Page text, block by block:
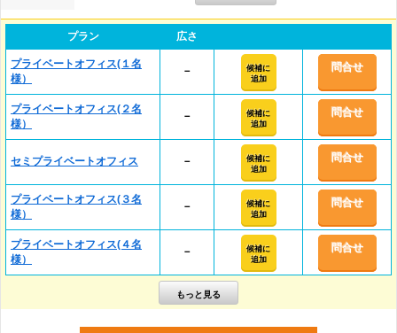
プラン 広さ
プライベートオフィス(１名
様）
－
候補に
追加
問合せ
プライベートオフィス(２名
様）
－
候補に
追加
問合せ
セミプライベートオフィス －
候補に
追加
問合せ
プライベートオフィス(３名
様）
－
候補に
追加
問合せ
プライベートオフィス(４名
様）
－
候補に
追加
問合せ